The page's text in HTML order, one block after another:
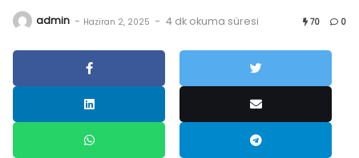
admin - Haziran 2, 2025 - 4 dk okuma süresi 70 0